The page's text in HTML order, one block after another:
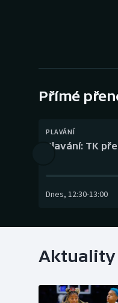
Přímé
PLAVÁNÍ
Plavání: TK
Dnes, 12:30-13:00